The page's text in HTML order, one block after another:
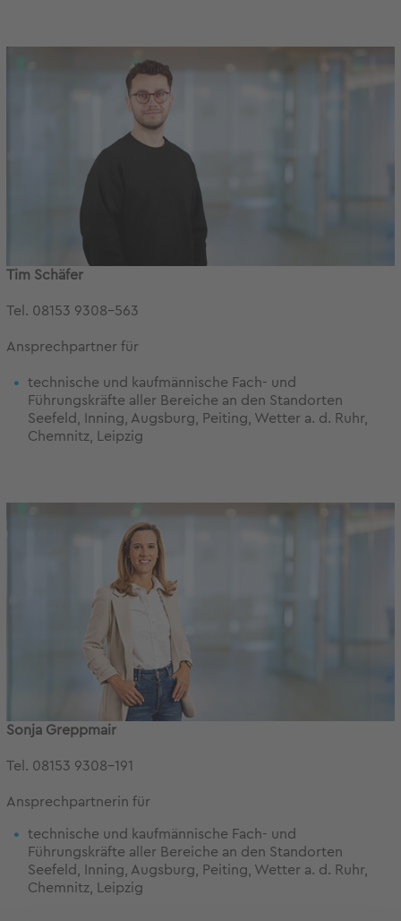
Tim Schäfer
Tel. 08153 9308-563
Ansprechpartner für
technische und kaufmännische Fach- und
Führungskräfte aller Bereiche an den Standorten
Seefeld, Inning, Augsburg, Peiting, Wetter a. d. Ruhr,
Chemnitz, Leipzig
Sonja Greppmair
Tel. 08153 9308-191
Ansprechpartnerin für
technische und kaufmännische Fach- und
Führungskräfte aller Bereiche an den Standorten
Seefeld, Inning, Augsburg, Peiting, Wetter a. d. Ruhr,
Chemnitz, Leipzig